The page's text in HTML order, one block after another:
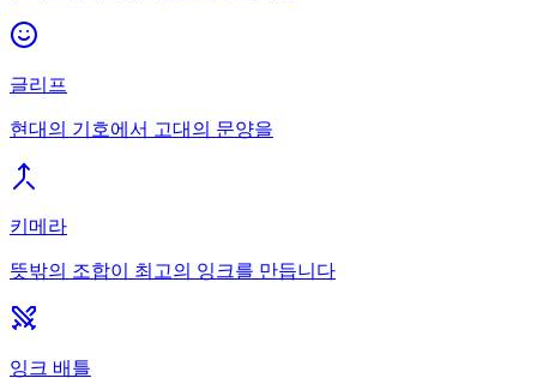
글리프
현대의 기호에서 고대의 문양을
키메라
뜻밖의 조합이 최고의 잉크를 만듭니다
잉크 배틀